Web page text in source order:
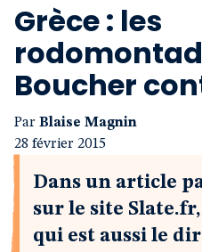
Notre
Grèce : les
Boucher
Par Blaise Magnin
28 février 2015
Dans un article
sur le site
qui est aussi le